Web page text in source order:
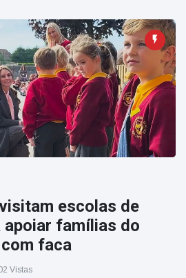
escolas de
famílias do
faca
Vistas